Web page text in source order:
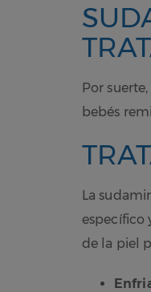
Por
bebés
La
específico
de la piel